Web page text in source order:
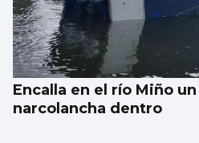
Encalla en el río Miño
narcolancha dentro